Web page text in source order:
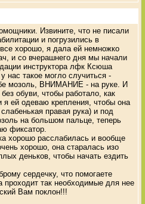
Извините, что не писали
и погрузились в
хорошо, я дала ей немножко
и со вчерашнего дня мы начали
инструктора лфк Ксюша
нас такое могло случиться -
мозоль, ВНИМАНИЕ - на руке. И
обуви, чтобы работало, как
ей одеваю крепления, чтобы она
правая рука) и под
на большом пальце, теперь
фиксатор.
хорошо расслабилась и вообще
хорошо, она старалась изо
деньков, чтобы начать ездить
сердечку, что помогаете
так необходимые для нее
Вам поклон!!!